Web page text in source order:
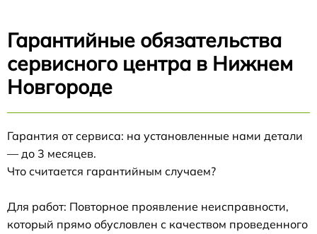
Гарантийные обязательства
сервисного центра в Нижнем
Новгороде
Гарантия от сервиса: на установленные нами детали
— до 3 месяцев.
Что считается гарантийным случаем?
Для работ: Повторное проявление неисправности,
который прямо обусловлен с качеством проведенного